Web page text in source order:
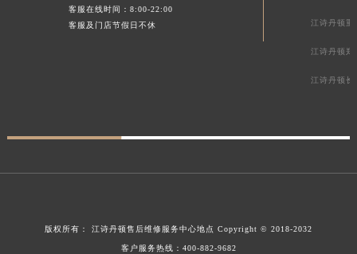
客服在线时间：8:00-22:00
客服及门店节假日不休
江诗丹顿重
江诗丹顿郑
江诗丹顿长
版权所有： 江诗丹顿售后维修服务中心地点 Copyright © 2018-2032
客户服务热线： 400-882-9682